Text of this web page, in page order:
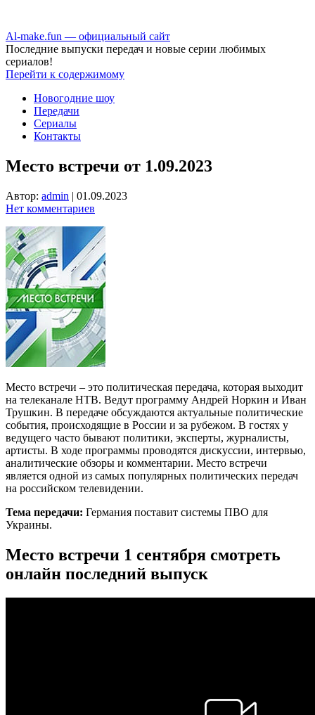
Аl-make.fun — официальный сайт
Последние выпуски передач и новые серии любимых
сериалов!
Перейти к содержимому
Новогодние шоу
Передачи
Сериалы
Контакты
Место встречи от 1.09.2023
Автор: admin | 01.09.2023
Нет комментариев
Место встречи – это политическая передача, которая выходит
на телеканале НТВ. Ведут программу Андрей Норкин и Иван
Трушкин. В передаче обсуждаются актуальные политические
события, происходящие в России и за рубежом. В гостях у
ведущего часто бывают политики, эксперты, журналисты,
артисты. В ходе программы проводятся дискуссии, интервью,
аналитические обзоры и комментарии. Место встречи
является одной из самых популярных политических передач
на российском телевидении.
Тема передачи: Германия поставит системы ПВО для
Украины.
Место встречи 1 сентября смотреть
онлайн последний выпуск